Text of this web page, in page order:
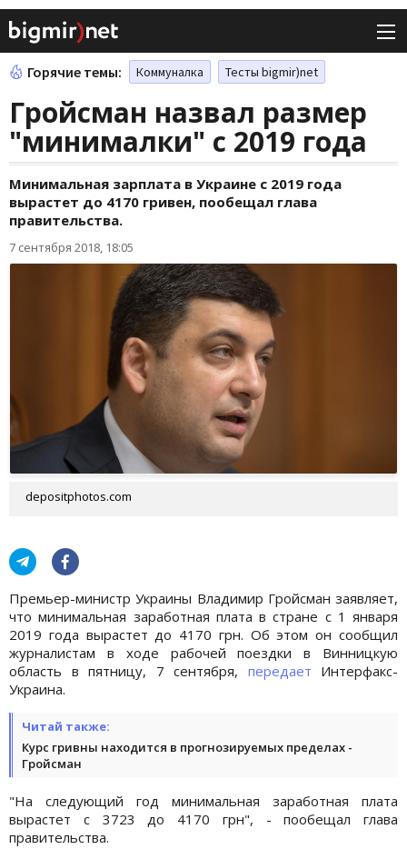
Горячие темы: Коммуналка Тесты bigmir)net
Гройсман назвал размер
"минималки" с 2019 года
Минимальная зарплата в Украине с 2019 года
вырастет до 4170 гривен, пообещал глава
правительства.
7 сентября 2018, 18:05
depositphotos.com
Премьер-министр Украины Владимир Гройсман заявляет,
что минимальная заработная плата в стране с 1 января
2019 года вырастет до 4170 грн. Об этом он сообщил
журналистам в ходе рабочей поездки в Винницкую
область в пятницу, 7 сентября, передает Интерфакс-
Украина.
Читай также:
Курс гривны находится в прогнозируемых пределах -
Гройсман
"На следующий год минимальная заработная плата
вырастет с 3723 до 4170 грн", - пообещал глава
правительства.